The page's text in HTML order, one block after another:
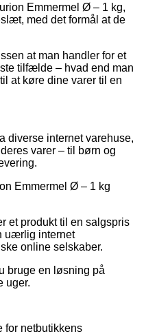
Emmermel Ø – 1 kg,
med det formål at de
at man handler for et
tilfælde – hvad end man
at køre dine varer til en
diverse internet varehuse,
varer – til børn og
Emmermel Ø – 1 kg
et produkt til en salgspris
uærlig internet
online selskaber.
bruge en løsning på
uger.
for netbutikkens